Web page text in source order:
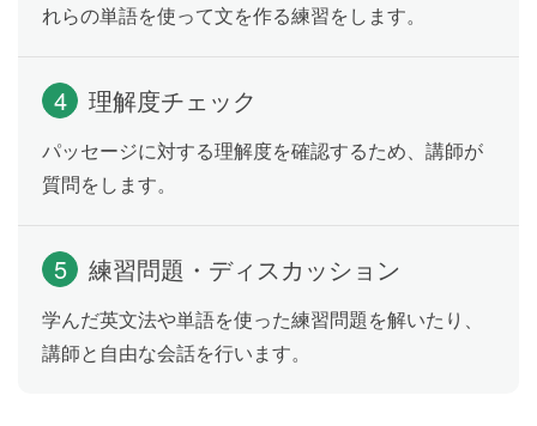
Lesson 15 過去形と現在完了形のちがい
忙しかったです」と「私は昨日からずっと（今も）忙
を理解し、会話の中で適切に使い分けができるように
なります。
Lesson 16 Environment
環境について話してみましょう。
れらの単語を使って文を作る練習をします。
4 理解度チェック
パッセージに対する理解度を確認するため、講師が
質問をします。
5 練習問題・ディスカッション
学んだ英文法や単語を使った練習問題を解いたり、
講師と自由な会話を行います。